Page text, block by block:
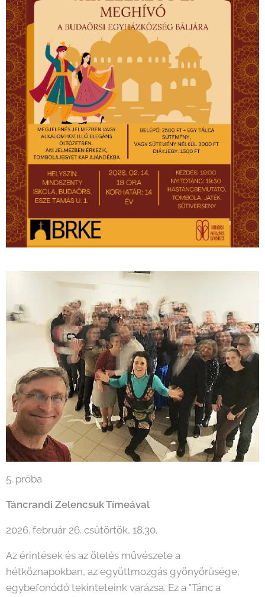
5. próba
Táncrandi Zelencsuk Tímeával
2026. február 26. csütörtök, 18.30.
Az érintések és az ölelés művészete a
hétköznapokban, az együttmozgás gyönyörűsége,
egybefonódó tekinteteink varázsa. Ez a "Tánc a